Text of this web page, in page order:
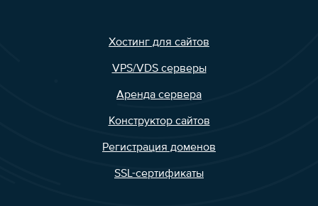
Хостинг для сайтов
VPS/VDS серверы
Аренда сервера
Конструктор сайтов
Регистрация доменов
SSL-сертификаты